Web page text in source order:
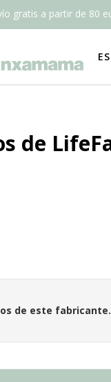
gratis a partir de 80
ES
de
de este fabricante.